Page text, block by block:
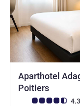
Aparthotel
Poitiers
คะแนนความคิดเห็น